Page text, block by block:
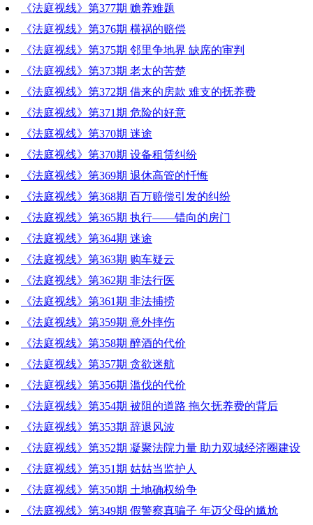
《法庭视线》第377期 赡养难题
《法庭视线》第376期 横祸的赔偿
《法庭视线》第375期 邻里争地界 缺席的审判
《法庭视线》第373期 老太的苦楚
《法庭视线》第372期 借来的房款 难支的抚养费
《法庭视线》第371期 危险的好意
《法庭视线》第370期 迷途
《法庭视线》第370期 设备租赁纠纷
《法庭视线》第369期 退休高管的忏悔
《法庭视线》第368期 百万赔偿引发的纠纷
《法庭视线》第365期 执行——错向的房门
《法庭视线》第364期 迷途
《法庭视线》第363期 购车疑云
《法庭视线》第362期 非法行医
《法庭视线》第361期 非法捕捞
《法庭视线》第359期 意外摔伤
《法庭视线》第358期 醉酒的代价
《法庭视线》第357期 贪欲迷航
《法庭视线》第356期 滥伐的代价
《法庭视线》第354期 被阻的道路 拖欠抚养费的背后
《法庭视线》第353期 辞退风波
《法庭视线》第352期 凝聚法院力量 助力双城经济圈建设
《法庭视线》第351期 姑姑当监护人
《法庭视线》第350期 土地确权纷争
《法庭视线》第349期 假警察真骗子 年迈父母的尴尬